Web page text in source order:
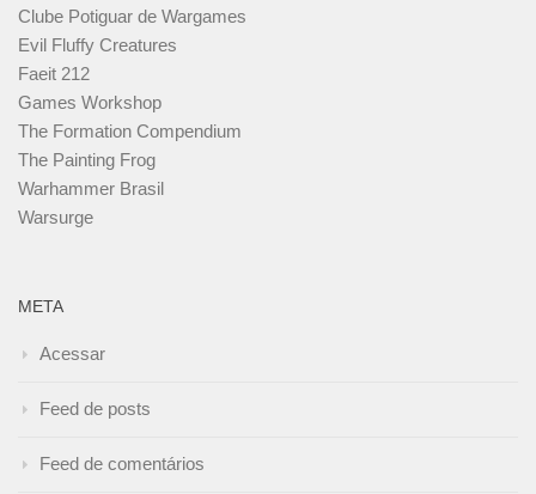
Clube Potiguar de Wargames
Evil Fluffy Creatures
Faeit 212
Games Workshop
The Formation Compendium
The Painting Frog
Warhammer Brasil
Warsurge
META
Acessar
Feed de posts
Feed de comentários